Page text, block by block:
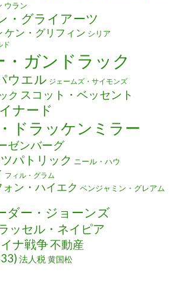
ウラン
・グライアーツ
ケン・グリフィン シリア
ド
ガンドラック
ウエル ジェームズ・サイモンズ
ク スコット・ベッセント
ナード
ドラッケンミラー
ゼンバーグ
パトリック ニール・ハウ
フィル・グラム
ン・ハイエク ベンジャミン・グレアム
ダー・ジョーンズ
ッセル・ネイピア
ナ戦争不動産
法人税黄国松